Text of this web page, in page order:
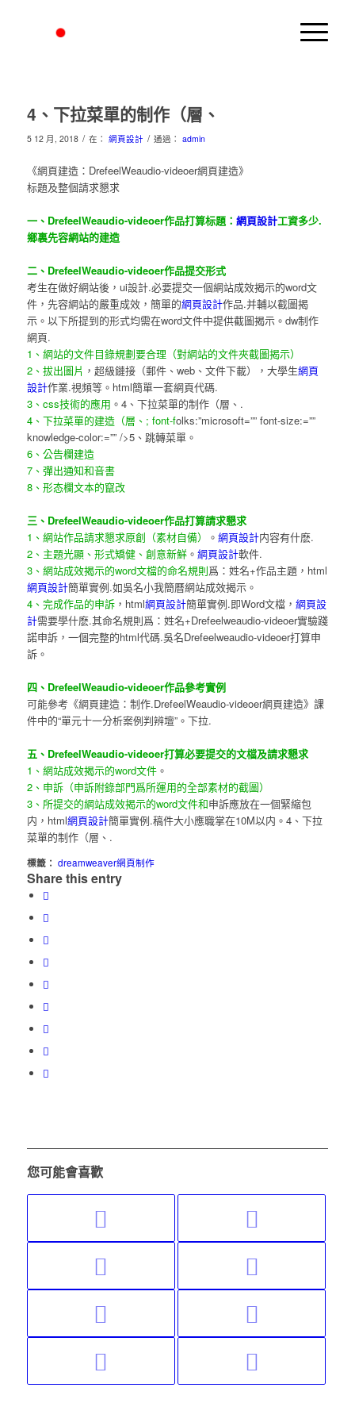
4、下拉菜單的制作（層、
5 12 月, 2018 / 在： 網頁設計 / 通過： admin
《網頁建造：DrefeelWeaudio-videoer網頁建造》
标題及整個請求懇求
一、DrefeelWeaudio-videoer作品打算标題： 網頁設計工資多少.
鄉裏先容網站的建造
二、DrefeelWeaudio-videoer作品提交形式
考生在做好網站後，ui設計.必要提交一個網站成效揭示的word文
件，先容網站的嚴重成效，簡單的網頁設計作品.并輔以截圖揭
示。以下所提到的形式均需在word文件中提供截圖揭示。dw制作
網頁.
1、網站的文件目錄規劃要合理（對網站的文件夾截圖揭示）
2、拔出圖片 ，超級鏈接（郵件、web、文件下載），大學生網頁
設計作業.視頻等。html簡單一套網頁代碼.
3、css技術的應用 。4、下拉菜單的制作（層、.
4、下拉菜單的建造（層、; font-folks:”microsoft=”” font-size:=””
knowledge-color:=”” />5、跳轉菜單。
6、公告欄建造
7、彈出通知和音書
8、形态欄文本的竄改
三、DrefeelWeaudio-videoer作品打算請求懇求
1、網站作品請求懇求原創（素材自備）
。 網頁設計内容有什麽.
2、主題光顯、形式矯健、創意新鮮。 網頁設計軟件.
3、網站成效揭示的word文檔的命名規則爲：姓名+作品主題，html
網頁設計簡單實例.如吳名小我簡曆網站成效揭示。
4、完成作品的申訴，html網頁設計簡單實例.即Word文檔， 網頁設
計需要學什麽.其命名規則爲：姓名+Drefeelweaudio-videoer實驗踐
諾申訴，一個完整的html代碼.吳名Drefeelweaudio-videoer打算申
訴。
四、DrefeelWeaudio-videoer作品參考實例
可能參考《網頁建造：制作.DrefeelWeaudio-videoer網頁建造》課
件中的“單元十一分析案例判辨壇”。下拉.
五、DrefeelWeaudio-videoer打算必要提交的文檔及請求懇求
1、網站成效揭示的word文件。
2、申訴（申訴附錄部門爲所運用的全部素材的截圖）
3、所提交的網站成效揭示的word文件和申訴應放在一個緊縮包
内，html網頁設計簡單實例.稿件大小應職掌在10M以内。4、下拉
菜單的制作（層、.
標籤： dreamweaver網頁制作
Share this entry
您可能會喜歡